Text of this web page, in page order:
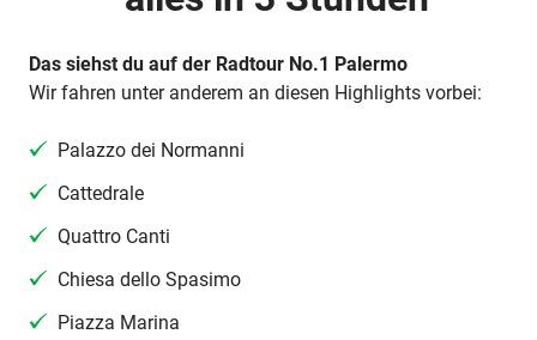
Das siehst du auf der Radtour No.1 Palermo
Wir fahren unter anderem an diesen Highlights vorbei:
Palazzo dei Normanni
Cattedrale
Quattro Canti
Chiesa dello Spasimo
Piazza Marina